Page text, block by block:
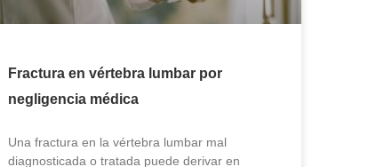
Fractura en vértebra lumbar por
negligencia médica
Una fractura en la vértebra lumbar mal
diagnosticada o tratada puede derivar en